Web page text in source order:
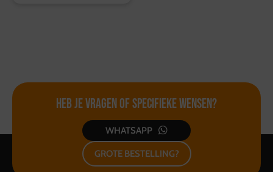
Heb je vragen ofspecifieke wensen?
WHATSAPP
GROTE BESTELLING?